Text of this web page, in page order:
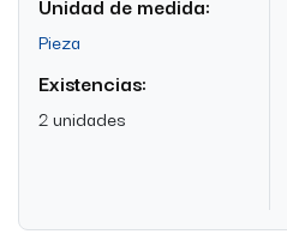
Pieza
Existencias:
2 unidades